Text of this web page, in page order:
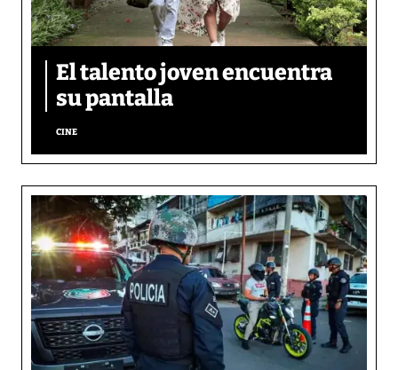
El talento joven encuentra
su pantalla​
CINE